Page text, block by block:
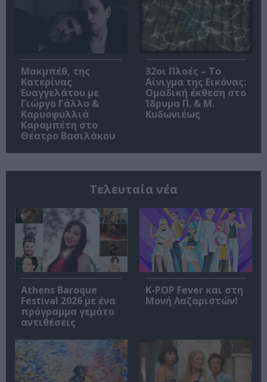
Μακμπέθ, της
Κατερίνας
Ευαγγελάτου με
Γιώργο Γάλλο &
Καρυοφυλλιά
Καραμπέτη στο
Θέατρο Βασιλάκου
32οι Πλοές – Το
Αίνιγμα της Εικόνας:
Ομαδική έκθεση στο
Ίδρυμα Π. & Μ.
Κυδωνιέως
Τελευταία νέα
Athens Baroque
Festival 2026 με ένα
πρόγραμμα γεμάτο
αντιθέσεις
K-POP Fever και στη
Μονή Λαζαριστών!